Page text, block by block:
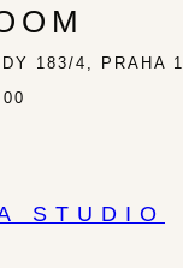
183/4, PRAHA 1